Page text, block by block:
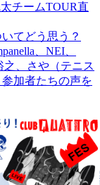
太チームTOUR直
てどう思う？
、NEI、
、さや（テニス
加者たちの声を